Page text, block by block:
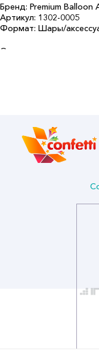
Бренд: Premium Balloon
Артикул: 1302-0005
Формат: Шары/
Описание: